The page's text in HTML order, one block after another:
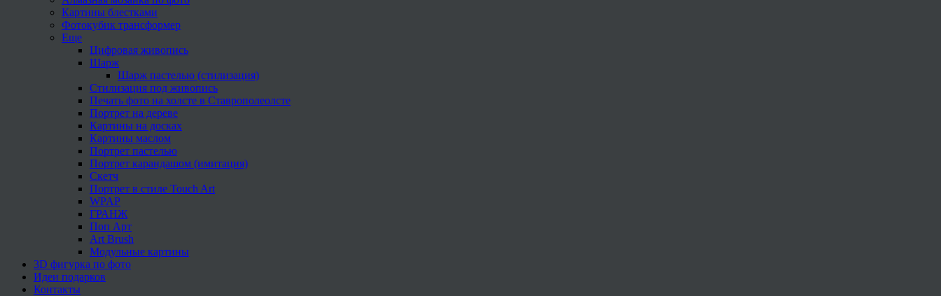
Картины блестками
Фотокубик трансформер
Еще
Цифровая живопись
Шарж
Шарж пастелью (стилизация)
Стилизация под живопись
Печать фото на холсте в Ставрополеолсте
Портрет на дереве
Картины на досках
Картины маслом
Портрет пастелью
Портрет карандашом (имитация)
Скетч
Портрет в стиле Touch Art
WPAP
ГРАНЖ
Поп Арт
Art Brush
Модульные картины
3D фигурка по фото
Идеи подарков
Контакты